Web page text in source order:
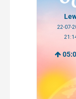
22-07-